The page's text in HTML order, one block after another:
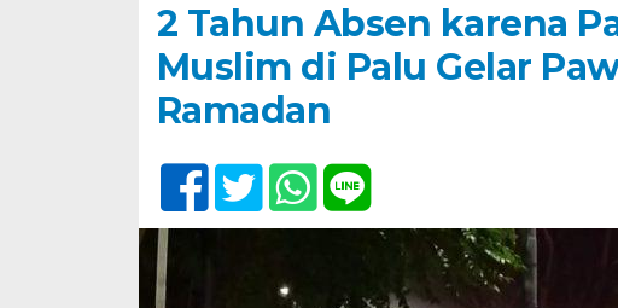
2 Tahun Absen karena
Muslim di Palu Gelar
Ramadan